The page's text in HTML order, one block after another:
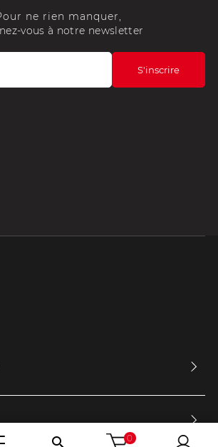
ne rien manquer,
vous à notre newsletter
 0